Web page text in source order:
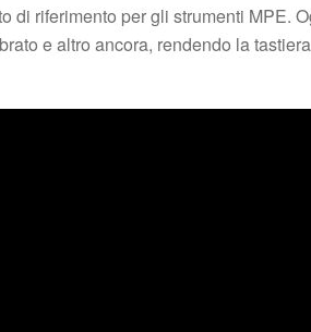
di riferimento per gli strumenti MPE.
e altro ancora, rendendo la